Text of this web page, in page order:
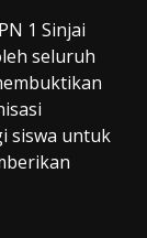
1 Sinjai
seluruh
siswa untuk